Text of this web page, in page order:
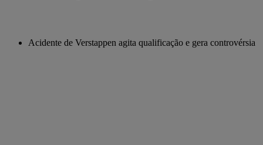
Acidente de Verstappen agita qualificação e gera controvérsia